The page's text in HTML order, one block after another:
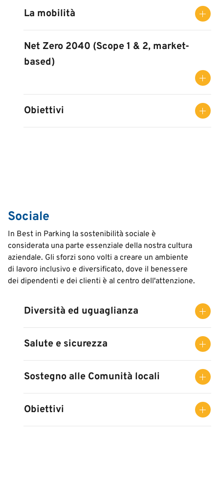
La mobilità
Net Zero 2040 (Scope 1 & 2, market-
based)
Obiettivi
Sociale
In Best in Parking la sostenibilità sociale è
considerata una parte essenziale della nostra cultura
aziendale. Gli sforzi sono volti a creare un ambiente
di lavoro inclusivo e diversificato, dove il benessere
dei dipendenti e dei clienti è al centro dell'attenzione.
Diversità ed uguaglianza
Salute e sicurezza
Sostegno alle Comunità locali
Obiettivi